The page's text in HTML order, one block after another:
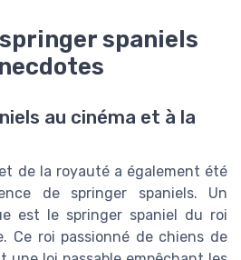
spaniels
au cinéma et à la
de la royauté a également été
de springer spaniels. Un
est le springer spaniel du roi
Ce roi passionné de chiens de